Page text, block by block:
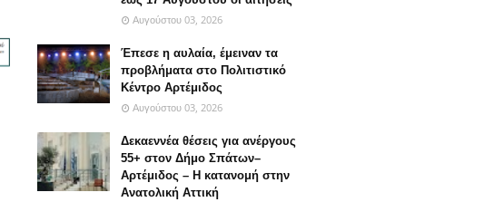
Αυγούστου 03, 2026
Έπεσε η αυλαία, έμειναν τα
προβλήματα στο Πολιτιστικό
Κέντρο Αρτέμιδος
Αυγούστου 03, 2026
Δεκαεννέα θέσεις για ανέργους
55+ στον Δήμο Σπάτων–
Αρτέμιδος – Η κατανομή στην
Ανατολική Αττική